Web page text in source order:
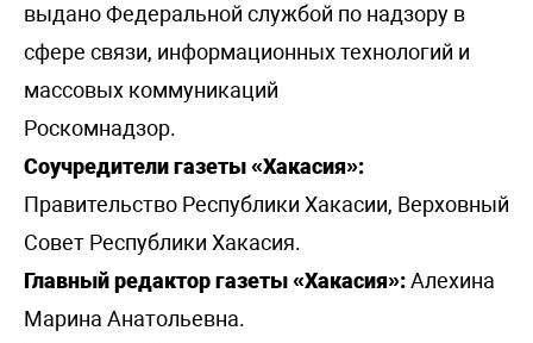
выдано Федеральной службой по надзору в
сфере связи, информационных технологий и
массовых коммуникаций
Роскомнадзор.
Соучредители газеты «Хакасия»:
Правительство Республики Хакасии, Верховный
Совет Республики Хакасия.
Главный редактор газеты «Хакасия»:Алехина
Марина Анатольевна.